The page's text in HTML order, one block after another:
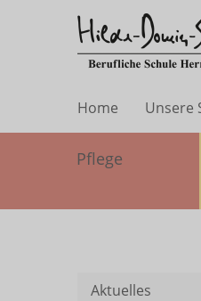
Home Unsere
Pflege
Aktuelles